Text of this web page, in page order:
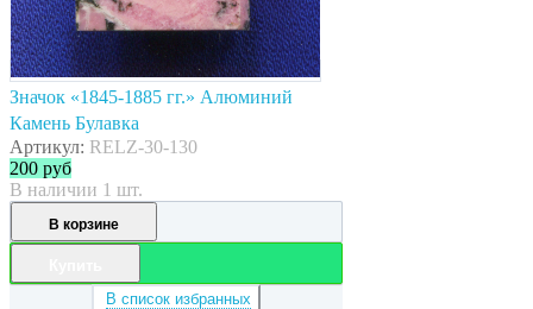
Значок «1845-1885 гг.» Алюминий
Камень Булавка
Артикул: RELZ-30-130
200 руб
В наличии 1 шт.
В корзине
В список избранных